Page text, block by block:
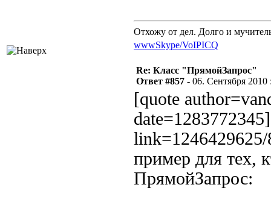
Отхожу от дел. Долго и
wwwSkype/VoIPICQ
Re: Класс "ПрямойЗапрос"
Ответ #857 - 06. Сентября 2010
[quote
пример для тех,
ПрямойЗапрос: